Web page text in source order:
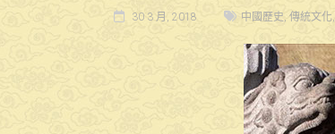
30 3 月, 2018 中國歷史, 傳統文化,